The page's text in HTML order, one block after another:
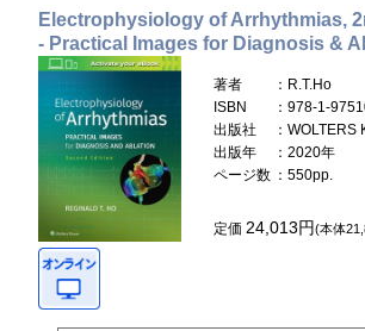
Electrophysiology of Arrhythmias,
- Practical Images for Diagnosis &
著者
：R.T.Ho
ISBN
：978-1-
出版社
：WOLTERS
出版年
：2020年
ページ数 ：550pp.
定価24,013円(本体